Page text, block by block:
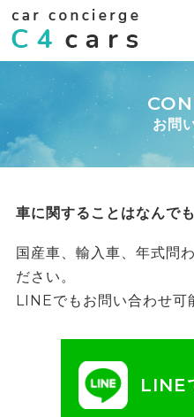
お問
車に関することはなんで
国産車、輸入車、年式問
ださい。
LINEでもお問い合わせ可
LINE